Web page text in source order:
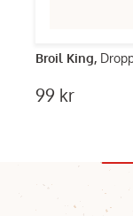
Broil King,
99 kr